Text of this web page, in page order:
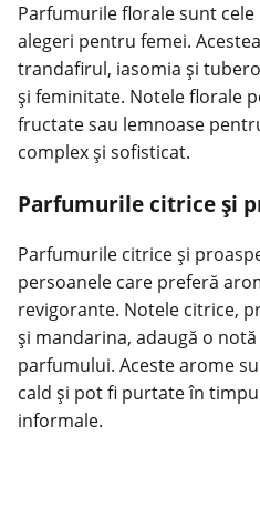
Parfumurile florale sunt
alegeri pentru femei.
trandafirul, iasomia și
și feminitate. Notele florale
fructate sau lemnoase
complex și sofisticat.
Parfumurile citrice și
Parfumurile citrice și
persoanele care preferă
revigorante. Notele citrice,
și mandarina, adaugă o
parfumului. Aceste arome
cald și pot fi purtate în
informale.